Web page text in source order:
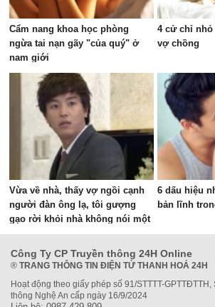
Cẩm nang khoa học phòng
ngừa tai nạn gãy "của quý" ở
nam giới
4 cử chỉ nhỏ
vợ chồng
Vừa về nhà, thấy vợ ngồi cạnh
người đàn ông lạ, tôi gượng
gạo rời khỏi nhà không nói một
lời
6 dấu hiệu
bản lĩnh
Công Ty CP Truyền thông 24H Online
® TRANG THÔNG TIN ĐIỆN TỬ THANH HOÁ 24H
Hoạt động theo giấy phép số 91/STTTT-
thông Nghệ An cấp ngày 16/9/2024